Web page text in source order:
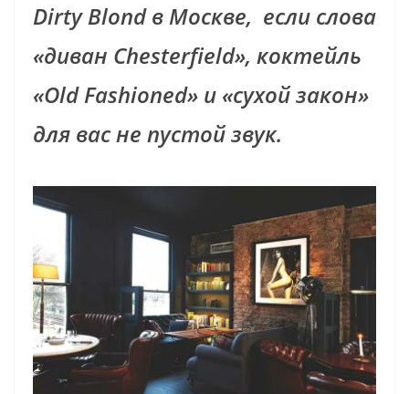
Dirty Blond в Москве, если слова
«диван Chesterfield», коктейль
«Old Fashioned» и «сухой закон»
для вас не пустой звук.